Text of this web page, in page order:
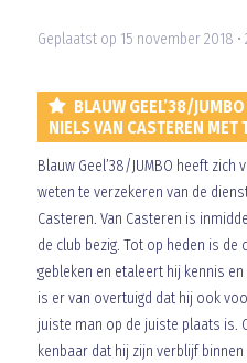
Geplaatst op 15 november 2018 •
BLAUW GEEL’38/
NIELS VAN CASTEREN MET
Blauw Geel’38/JUMBO heeft
weten te verzekeren van de
Casteren. Van Casteren is
de club bezig. Tot op heden is
gebleken en etaleert hij kennis
is er van overtuigd dat hij ook
juiste man op de juiste plaats is.
kenbaar dat hij zijn verblijf